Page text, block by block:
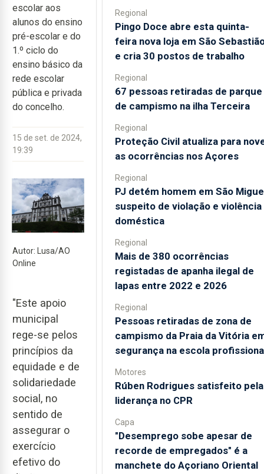
escolar aos
alunos do ensino
pré-escolar e do
1.º ciclo do
ensino básico da
rede escolar
pública e privada
do concelho.
15 de set. de 2024,
19:39
Autor: Lusa/AO
Online
"Este apoio
municipal
rege-se pelos
princípios da
equidade e de
solidariedade
social, no
sentido de
assegurar o
exercício
efetivo do
Regional
Pingo Doce abre esta quinta-
feira nova loja em São
e cria 30 postos de trabalho
Regional
67 pessoas retiradas de parque
de campismo na ilha Terceira
Regional
Proteção Civil atualiza para
as ocorrências nos Açores
Regional
PJ detém homem em São
suspeito de violação e violência
doméstica
Regional
Mais de 380 ocorrências
registadas de apanha ilegal de
lapas entre 2022 e 2026
Regional
Pessoas retiradas de zona de
campismo da Praia da Vitória
segurança na escola
Motores
Rúben Rodrigues satisfeito pela
liderança no CPR
Capa
"Desemprego sobe apesar de
recorde de empregados" é a
manchete do Açoriano Oriental